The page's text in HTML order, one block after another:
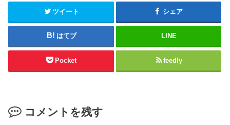
ツイート シェア
はてブ LINE
Pocket feedly
コメントを残す